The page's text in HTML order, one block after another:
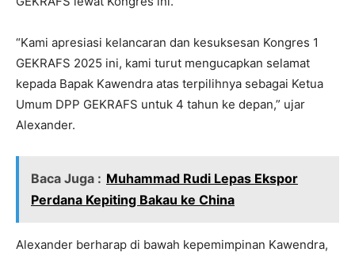
“Kami apresiasi kelancaran dan kesuksesan Kongres 1
GEKRAFS 2025 ini, kami turut mengucapkan selamat
kepada Bapak Kawendra atas terpilihnya sebagai Ketua
Umum DPP GEKRAFS untuk 4 tahun ke depan,” ujar
Alexander.
Baca Juga : Muhammad Rudi Lepas Ekspor
Perdana Kepiting Bakau ke China
Alexander berharap di bawah kepemimpinan Kawendra,